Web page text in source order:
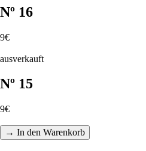
Nº 16
9€
ausverkauft
Nº 15
9€
→ In den Warenkorb